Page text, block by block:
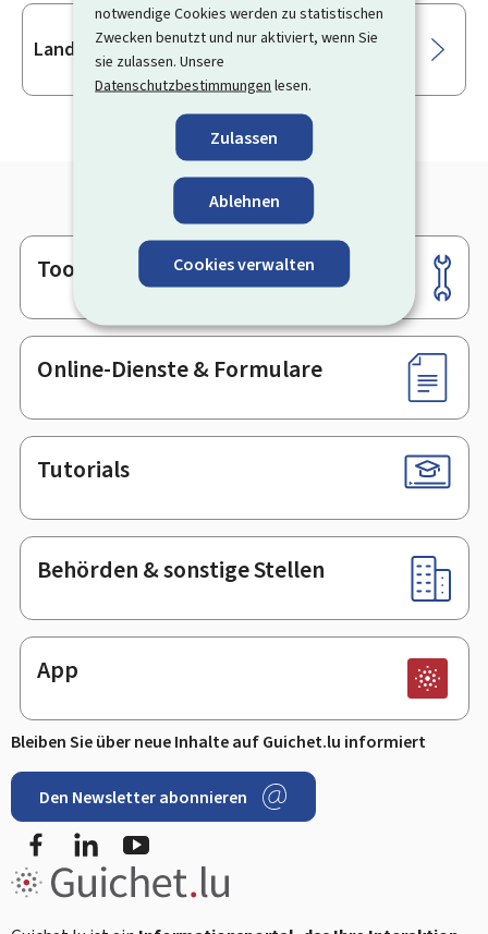
notwendige Cookies werden zu statistischen
Zwecken benutzt und nur aktiviert, wenn Sie
sie zulassen. Unsere
Datenschutzbestimmungen lesen.
Zulassen
Ablehnen
Cookies verwalten
Landwirtschaftliche Genossenschaft
Footer
Tools
Online-Dienste & Formulare
Tutorials
Behörden & sonstige Stellen
App
Bleiben Sie über neue Inhalte auf Guichet.lu informiert
Den Newsletter abonnieren
FacebookLinkedIn